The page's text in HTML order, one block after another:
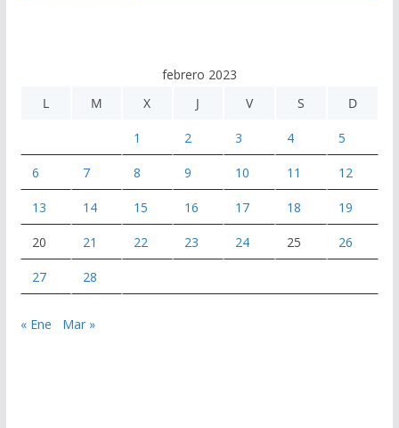
febrero 2023
L
M X J V S D
1 2 3 4 5
6 7 8 9 10 11 12
13 14 15 16 17 18 19
20 21 22 23 24 25 26
27 28
« Ene Mar »